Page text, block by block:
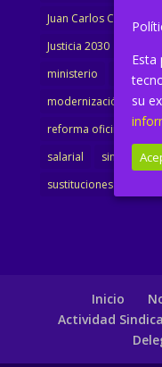
Juan Carlos Campo
Justicia 2030
ministerio
Ministra
modernización
reforma oficina
salarial
sustituciones
Inicio
Actividad
Esta
su